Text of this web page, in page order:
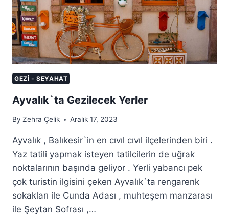
GEZI - SEYAHAT
Ayvalık`ta Gezilecek Yerler
By Zehra Çelik Aralık 17, 2023
Ayvalık , Balıkesir`in en cıvıl cıvıl ilçelerinden biri .
Yaz tatili yapmak isteyen tatilcilerin de uğrak
noktalarının başında geliyor . Yerli yabancı pek
çok turistin ilgisini çeken Ayvalık`ta rengarenk
sokakları ile Cunda Adası , muhteşem manzarası
ile Şeytan Sofrası ,…